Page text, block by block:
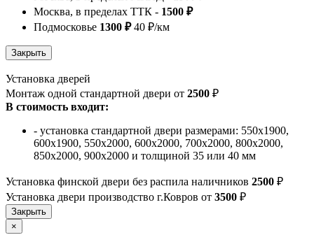
Москва, в пределах ТТК - 1500 ₽
Подмосковье 1300 ₽40 ₽/км
Установка дверей
Монтаж одной стандартной двери от 2500 ₽
В стоимость входит:
- установка стандартной двери размерами: 550х1900,
600х1900, 550х2000, 600х2000, 700х2000, 800х2000,
850х2000, 900х2000 и толщиной 35 или 40 мм
Установка финской двери без распила наличников 2500 ₽
Установка двери производство г.Ковров от 3500 ₽
×